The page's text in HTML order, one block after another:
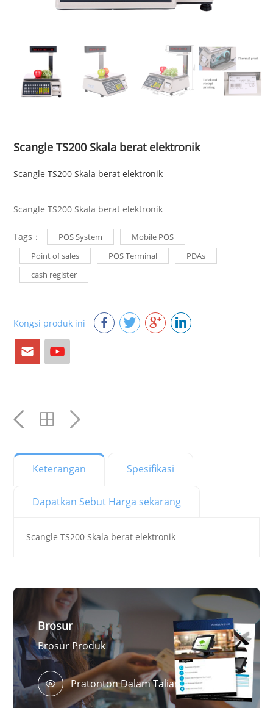
Scangle TS200 Skala berat elektronik
Scangle TS200 Skala berat elektronik
Scangle TS200 Skala berat elektronik
Tags： POS System
Mobile POS
Point of sales
POS Terminal
PDAs
cash register
Kongsi produk ini
Keterangan Spesifikasi
Dapatkan Sebut Harga sekarang
Scangle TS200 Skala berat elektronik
Brosur
Brosur Produk
Pratonton Dalam Talian